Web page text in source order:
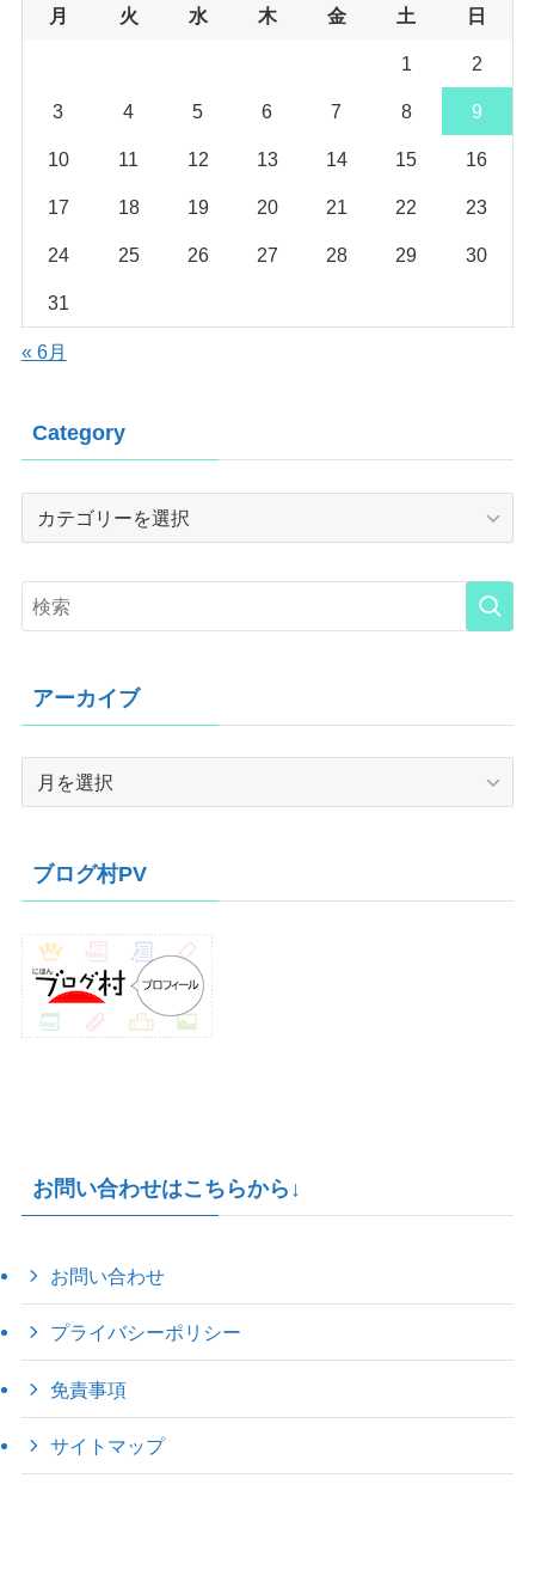
月 火 水 木 金 土 日
1 2
3 4 5 6 7 8 9
10 11 12 13 14 15 16
17 18 19 20 21 22 23
24 25 26 27 28 29 30
31
« 6月
Category
Category
アーカイブ
ブ
ブログ村PV
お問い合わせはこちらから↓
お問い合わせ
プライバシーポリシー
免責事項
サイトマップ